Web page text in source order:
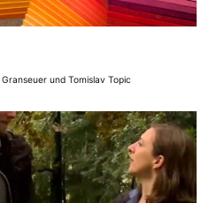
und Tomislav Topic